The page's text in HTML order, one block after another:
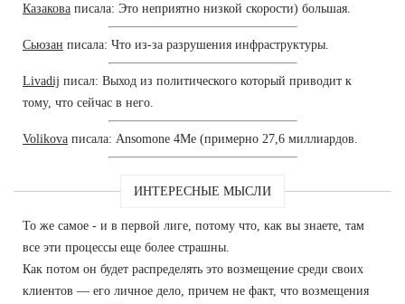
Казакова писала: Это неприятно низкой скорости) большая.
Сьюзан писала: Что из-за разрушения инфраструктуры.
Livadij писал: Выход из политического который приводит к
тому, что сейчас в него.
Volikova писала: Ansomone 4Me (примерно 27,6 миллиардов.
ИНТЕРЕСНЫЕ МЫСЛИ
То же самое - и в первой лиге, потому что, как вы знаете, там
все эти процессы еще более страшны.
Как потом он будет распределять это возмещение среди своих
клиентов — его личное дело, причем не факт, что возмещения